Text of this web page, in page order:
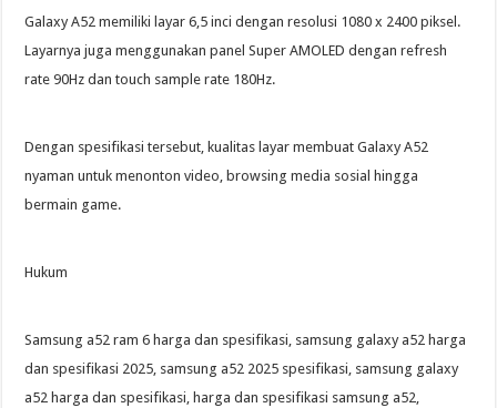
Galaxy A52 memiliki layar 6,5 inci dengan resolusi 1080 x 2400 piksel.
Layarnya juga menggunakan panel Super AMOLED dengan refresh
rate 90Hz dan touch sample rate 180Hz.
Dengan spesifikasi tersebut, kualitas layar membuat Galaxy A52
nyaman untuk menonton video, browsing media sosial hingga
bermain game.
Hukum
Samsung a52 ram 6 harga dan spesifikasi, samsung galaxy a52 harga
dan spesifikasi 2025, samsung a52 2025 spesifikasi, samsung galaxy
a52 harga dan spesifikasi, harga dan spesifikasi samsung a52,